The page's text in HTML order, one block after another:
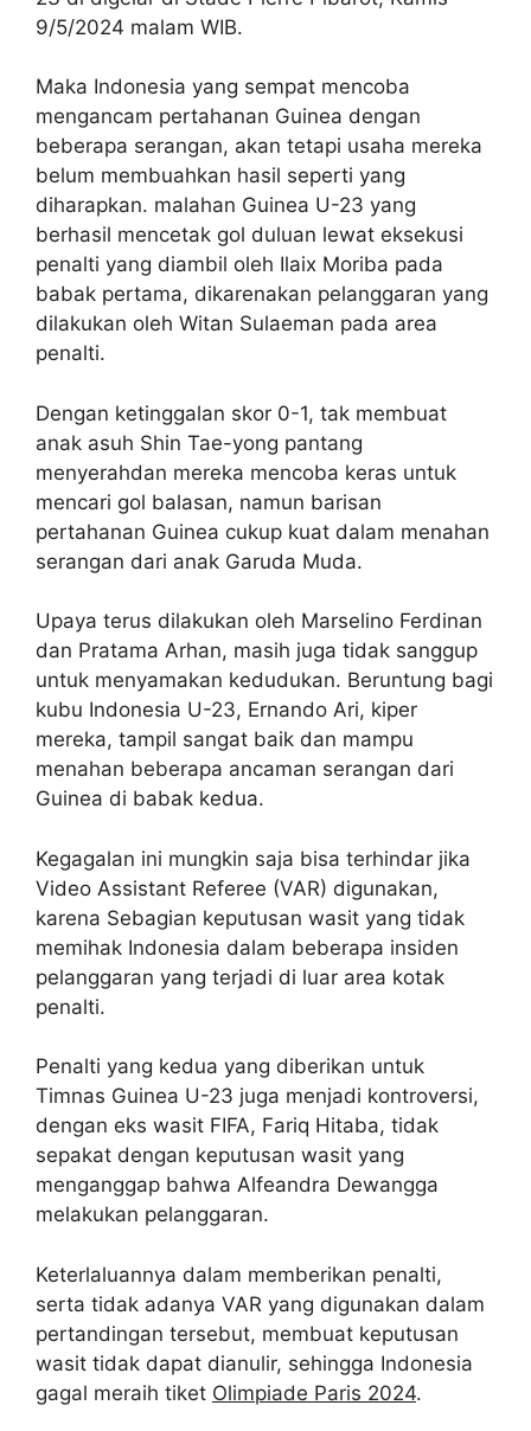
9/5/2024 malam WIB.
Maka Indonesia yang sempat mencoba
mengancam pertahanan Guinea dengan
beberapa serangan, akan tetapi usaha mereka
belum membuahkan hasil seperti yang
diharapkan. malahan Guinea U-23 yang
berhasil mencetak gol duluan lewat eksekusi
penalti yang diambil oleh Ilaix Moriba pada
babak pertama, dikarenakan pelanggaran yang
dilakukan oleh Witan Sulaeman pada area
penalti.
Dengan ketinggalan skor 0-1, tak membuat
anak asuh Shin Tae-yong pantang
menyerahdan mereka mencoba keras untuk
mencari gol balasan, namun barisan
pertahanan Guinea cukup kuat dalam menahan
serangan dari anak Garuda Muda.
Upaya terus dilakukan oleh Marselino Ferdinan
dan Pratama Arhan, masih juga tidak sanggup
untuk menyamakan kedudukan. Beruntung bagi
kubu Indonesia U-23, Ernando Ari, kiper
mereka, tampil sangat baik dan mampu
menahan beberapa ancaman serangan dari
Guinea di babak kedua.
Kegagalan ini mungkin saja bisa terhindar jika
Video Assistant Referee (VAR) digunakan,
karena Sebagian keputusan wasit yang tidak
memihak Indonesia dalam beberapa insiden
pelanggaran yang terjadi di luar area kotak
penalti.
Penalti yang kedua yang diberikan untuk
Timnas Guinea U-23 juga menjadi kontroversi,
dengan eks wasit FIFA, Fariq Hitaba, tidak
sepakat dengan keputusan wasit yang
menganggap bahwa Alfeandra Dewangga
melakukan pelanggaran.
Keterlaluannya dalam memberikan penalti,
serta tidak adanya VAR yang digunakan dalam
pertandingan tersebut, membuat keputusan
wasit tidak dapat dianulir, sehingga Indonesia
gagal meraih tiket Olimpiade Paris 2024.